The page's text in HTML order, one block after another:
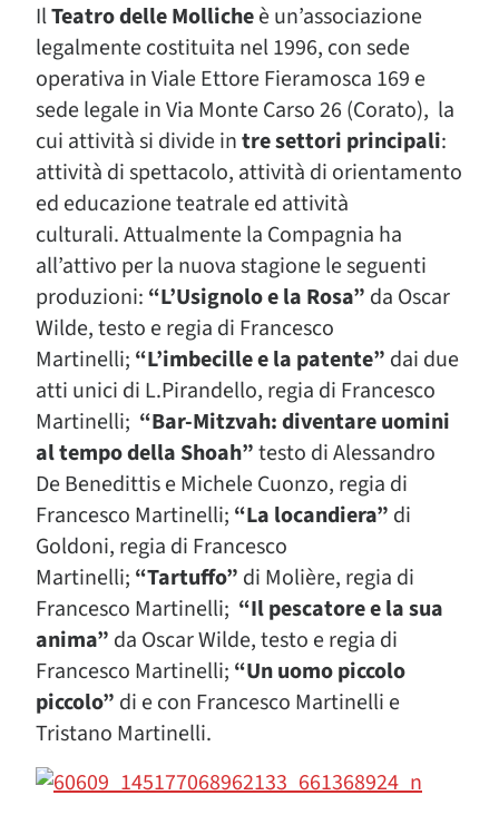
IlTeatro delle Mollicheè un’associazione
legalmente costituita nel 1996, con sede
operativa in Viale Ettore Fieramosca 169 e
sede legale in Via Monte Carso 26 (Corato), la
cui attività si divide intre settori principali:
attività di spettacolo, attività di orientamento
ed educazione teatrale ed attività
culturali. Attualmente la Compagnia ha
all’attivo per la nuova stagione le seguenti
produzioni: “L’Usignolo e la Rosa” da Oscar
Wilde, testo e regia di Francesco
Martinelli; “L’imbecille e la patente” dai due
atti unici di L.Pirandello, regia di Francesco
Martinelli; “Bar-Mitzvah: diventare uomini
al tempo della Shoah”testo di Alessandro
De Benedittis e Michele Cuonzo, regia di
Francesco Martinelli; “La locandiera” di
Goldoni, regia di Francesco
Martinelli; “Tartuffo” di Molière, regia di
Francesco Martinelli; “Il pescatore e la sua
anima” da Oscar Wilde, testo e regia di
Francesco Martinelli; “Un uomo piccolo
piccolo” di e con Francesco Martinelli e
Tristano Martinelli.